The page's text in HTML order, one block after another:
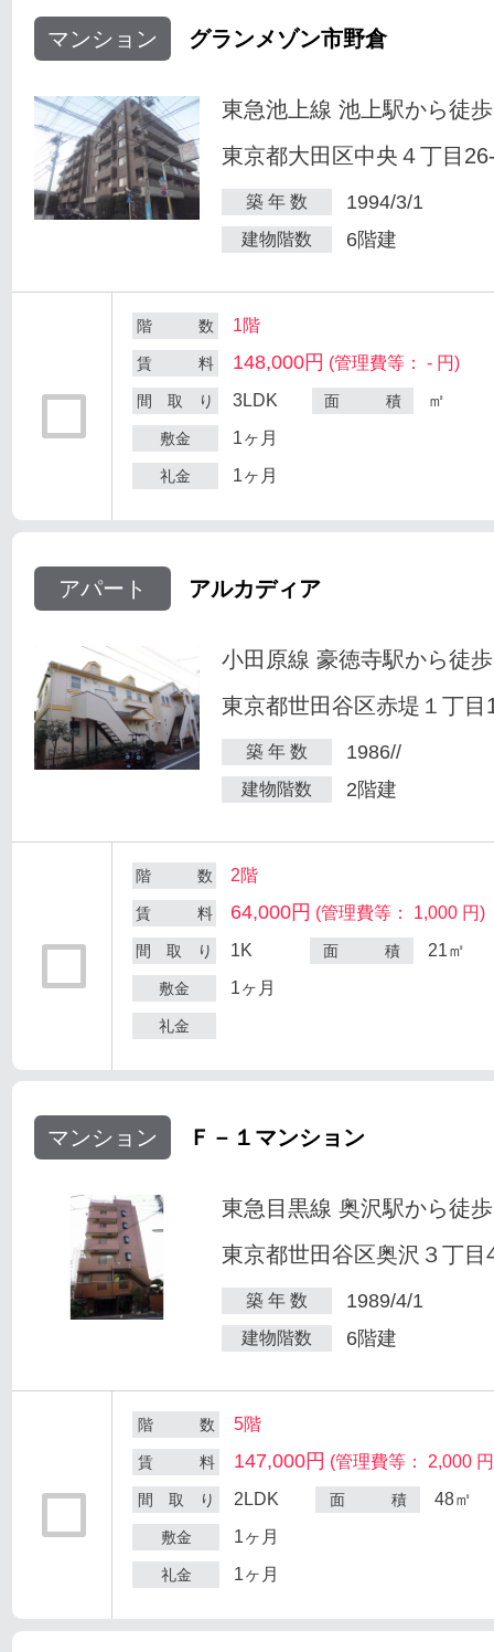
マンション グランメゾン市野倉
東急池上線 池上駅から徒
東京都大田区中央４丁目
築 年 数 1994/3/1
建物階数 6階建
階 数 1階
賃 料 148,000円 (管理費等： - 円)
間 取 り 3LDK 面 積 ㎡
敷金 1ヶ月
礼金 1ヶ月
アパート アルカディア
小田原線 豪徳寺駅から徒
東京都世田谷区赤堤１丁目
築 年 数 1986//
建物階数 2階建
階 数 2階
賃 料 64,000円 (管理費等： 1,000 円)
間 取 り 1K 面 積 21㎡
敷金 1ヶ月
礼金
マンション Ｆ－１マンション
東急目黒線 奥沢駅から徒
東京都世田谷区奥沢３丁目
築 年 数 1989/4/1
建物階数 6階建
階 数 5階
賃 料 147,000円 (管理費等： 2,000
間 取 り 2LDK 面 積 48㎡
敷金 1ヶ月
礼金 1ヶ月